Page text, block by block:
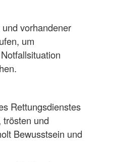
und vorhandener
um
Rettungsdienstes
trösten und
Bewusstsein und